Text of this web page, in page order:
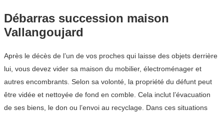
Débarras succession maison
Vallangoujard
Après le décès de l’un de vos proches qui laisse des objets derrière
lui, vous devez vider sa maison du mobilier, électroménager et
autres encombrants. Selon sa volonté, la propriété du défunt peut
être vidée et nettoyée de fond en comble. Cela inclut l’évacuation
de ses biens, le don ou l’envoi au recyclage. Dans ces situations